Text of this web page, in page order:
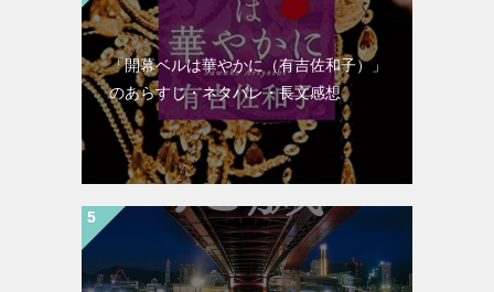
「開幕ベルは華やかに（有吉佐和子）」
のあらすじ・ネタバレ・長文感想